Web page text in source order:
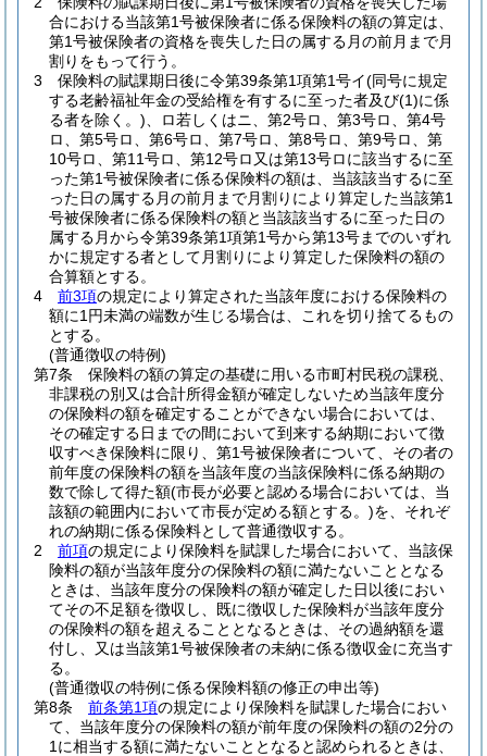
合における当該第1号被保険者に係る保険料の額の算定は、
第1号被保険者の資格を喪失した日の属する月の前月まで月
割りをもって行う。
3
保険料の賦課期日後に令第39条第1項第1号イ(同号に規定
する老齢福祉年金の受給権を有するに至った者及び(1)に係
る者を除く。) 、ロ若しくはニ、第2号ロ、第3号ロ、第4号
ロ、第5号ロ、第6号ロ、第7号ロ、第8号ロ、第9号ロ、第
10号ロ、第11号ロ、第12号ロ又は第13号ロに該当するに至
った第1号被保険者に係る保険料の額は、当該該当するに至
った日の属する月の前月まで月割りにより算定した当該第1
号被保険者に係る保険料の額と当該該当するに至った日の
属する月から令第39条第1項第1号から第13号までのいずれ
かに規定する者として月割りにより算定した保険料の額の
合算額とする。
4
前3項の規定により算定された当該年度における保険料の
額に1円未満の端数が生じる場合は、これを切り捨てるもの
とする。
(普通徴収の特例)
第7条
保険料の額の算定の基礎に用いる市町村民税の課税、
非課税の別又は合計所得金額が確定しないため当該年度分
の保険料の額を確定することができない場合においては、
その確定する日までの間において到来する納期において徴
収すべき保険料に限り、第1号被保険者について、その者の
前年度の保険料の額を当該年度の当該保険料に係る納期の
数で除して得た額(市長が必要と認める場合においては、当
該額の範囲内において市長が定める額とする。)を、それぞ
れの納期に係る保険料として普通徴収する。
2
前項の規定により保険料を賦課した場合において、当該保
険料の額が当該年度分の保険料の額に満たないこととなる
ときは、当該年度分の保険料の額が確定した日以後におい
てその不足額を徴収し、既に徴収した保険料が当該年度分
の保険料の額を超えることとなるときは、その過納額を還
付し、又は当該第1号被保険者の未納に係る徴収金に充当す
る。
(普通徴収の特例に係る保険料額の修正の申出等)
第8条
前条第1項の規定により保険料を賦課した場合におい
て、当該年度分の保険料の額が前年度の保険料の額の2分の
1に相当する額に満たないこととなると認められるときは、